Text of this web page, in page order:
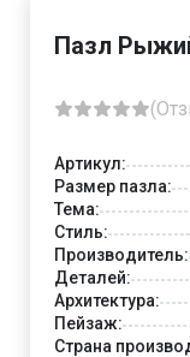
Пазл
Артикул:
Размер пазла:
Тема:
Стиль:
Производитель:
Деталей:
Архитектура:
Пейзаж:
Страна